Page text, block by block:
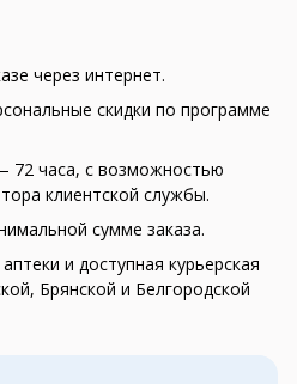
через интернет.
скидки по программе
72 часа, с возможностью
клиентской службы.
сумме заказа.
и доступная курьерская
Брянской и Белгородской